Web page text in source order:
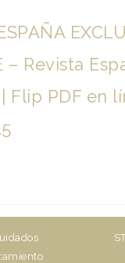
– Revista
Flip PDF en